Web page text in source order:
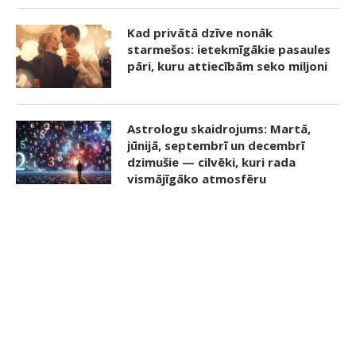
Kad privātā dzīve nonāk
starmešos: ietekmīgākie pasaules
pāri, kuru attiecībām seko miljoni
Astrologu skaidrojums: Martā,
jūnijā, septembrī un decembrī
dzimušie — cilvēki, kuri rada
vismājīgāko atmosfēru